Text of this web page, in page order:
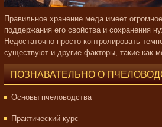
Правильное хранение меда имеет
поддержания его свойства и сохранения
Недостаточно просто контролировать
существуют и другие факторы, такие как
ПОЗНАВАТЕЛЬНО О
Основы пчеловодства
Практический курс